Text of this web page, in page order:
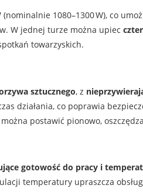
(nominalnie 1080–1300 W), co
W jednej turze można upiec
towarzyskich.
sztucznego, z
działania, co poprawia
postawić pionowo,
gotowość do pracy i
temperatury upraszcza